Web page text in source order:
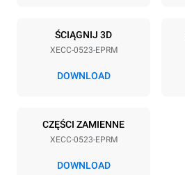
50 / 60 Hz
17,1 kWh/d
ŚCIĄGNIJ 3D
XECC-0523-EPRM
DOWNLOAD
CZĘŚCI ZAMIENNE
XECC-0523-EPRM
DOWNLOAD